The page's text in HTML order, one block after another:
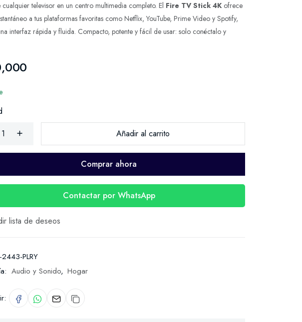
cualquier televisor en un centro multimedia completo. El Fire TV Stick 4Kofrece
a tus plataformas favoritas como Netflix, YouTube, Prime Video y Spotify,
interfaz rápida y fluida. Compacto, potente y fácil de usar: solo conéctalo y
Añadir al carrito
Comprar ahora
Contactar por WhatsApp
lista de deseos
2443-PLRY
Audio y Sonido, Hogar